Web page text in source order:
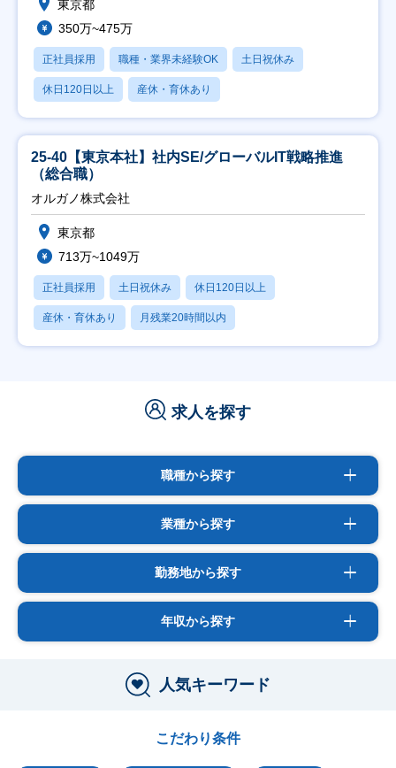
東京都
350万~475万
正社員採用 職種・業界未経験OK 土日祝休み
休日120日以上 産休・育休あり
25-40【東京本社】社内SE/グローバルIT戦略推進
（総合職）
オルガノ株式会社
東京都
713万~1049万
正社員採用 土日祝休み 休日120日以上
産休・育休あり 月残業20時間以内
求人を探す
職種から探す
業種から探す
勤務地から探す
年収から探す
人気キーワード
こだわり条件